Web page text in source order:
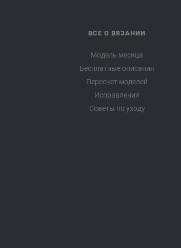
ВСЕ О ВЯЗАНИИ
Модель месяца
Бесплатные описания
Пересчет моделей
Исправления
Советы по уходу